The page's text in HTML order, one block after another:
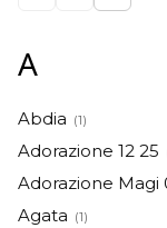
A
Abdia (1)
Adorazione 12 25
Adorazione Magi
Agata (1)